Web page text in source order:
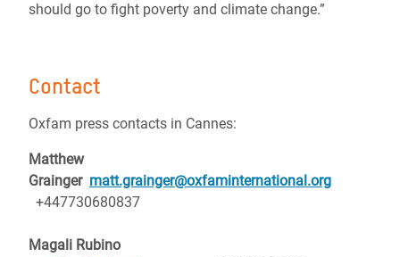
should go to fight poverty and climate change.”
Contact
Oxfam press contacts in Cannes:
Matthew
Grainger matt.grainger@oxfaminternational.org
+447730680837
Magali Rubino